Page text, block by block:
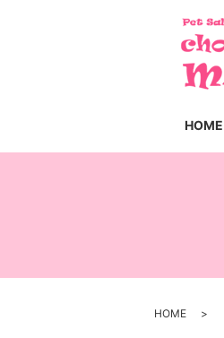
HOME
HOME